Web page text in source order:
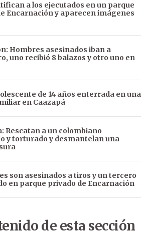
a los ejecutados en un parque
Encarnación y aparecen imágenes
Hombres asesinados iban a
uno recibió 8 balazos y otro uno en
de 14 años enterrada en una
en Caazapá
Rescatan a un colombiano
y torturado y desmantelan una
son asesinados a tiros y un tercero
en parque privado de Encarnación
de esta sección